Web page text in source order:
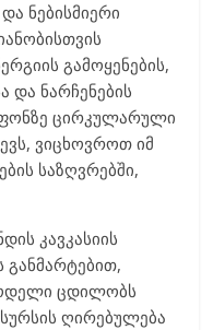
ნებისმიერი
გამოყენების,
და ნარჩენების
ფონზე ცირკულარული
ვიცხოვროთ იმ
საზღვრებში,
კავკასიის
განმარტებით,
ცდილობს
ღირებულება